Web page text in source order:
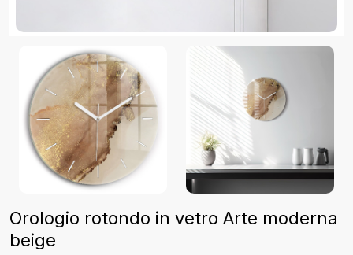
Orologio rotondo in vetro Arte moderna
beige